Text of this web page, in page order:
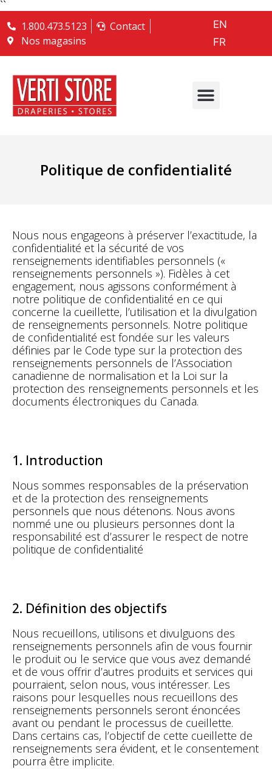
``
1.800.473.5123
Contact
Nos magasins
EN
FR
Politique de confidentialité
Nous nous engageons à préserver l’exactitude, la
confidentialité et la sécurité de vos
renseignements identifiables personnels («
renseignements personnels »). Fidèles à cet
engagement, nous agissons conformément à
notre politique de confidentialité en ce qui
concerne la cueillette, l’utilisation et la divulgation
de renseignements personnels. Notre politique
de confidentialité est fondée sur les valeurs
définies par le Code type sur la protection des
renseignements personnels de l’Association
canadienne de normalisation et la Loi sur la
protection des renseignements personnels et les
documents électroniques du Canada.
1. Introduction
Nous sommes responsables de la préservation
et de la protection des renseignements
personnels que nous détenons. Nous avons
nommé une ou plusieurs personnes dont la
responsabilité est d’assurer le respect de notre
politique de confidentialité
2. Définition des objectifs
Nous recueillons, utilisons et divulguons des
renseignements personnels afin de vous fournir
le produit ou le service que vous avez demandé
et de vous offrir d’autres produits et services qui
pourraient, selon nous, vous intéresser. Les
raisons pour lesquelles nous recueillons des
renseignements personnels seront énoncées
avant ou pendant le processus de cueillette.
Dans certains cas, l’objectif de cette cueillette de
renseignements sera évident, et le consentement
pourra être implicite.